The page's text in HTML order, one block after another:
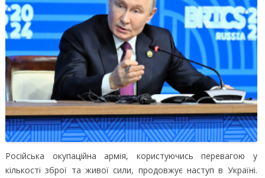
Російська окупаційна армія, користуючись перевагою у
кількості зброї та живої сили, продовжує наступ в Україні.